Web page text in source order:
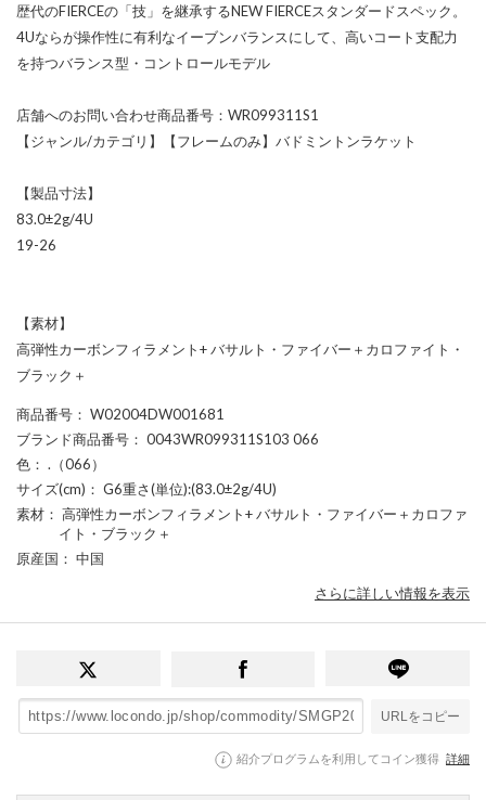
歴代のFIERCEの「技」を継承するNEW FIERCEスタンダードスペック。
4Uならが操作性に有利なイーブンバランスにして、高いコート支配力
を持つバランス型・コントロールモデル
店舗へのお問い合わせ商品番号：WR099311S1
【ジャンル/カテゴリ】【フレームのみ】バドミントンラケット
【製品寸法】
83.0±2g/4U
19-26
【素材】
高弾性カーボンフィラメント+ バサルト・ファイバー＋カロファイト・
ブラック＋
商品番号 ： W02004DW001681
ブランド商品番号 ： 0043WR099311S103 066
色 ： .（066）
サイズ(cm) ： G6重さ(単位):(83.0±2g/4U)
素材 ： 高弾性カーボンフィラメント+ バサルト・ファイバー＋カロファ
イト・ブラック＋
原産国 ： 中国
さらに詳しい情報を表示
URLをコピー
紹介プログラムを利用してコイン獲得 詳細